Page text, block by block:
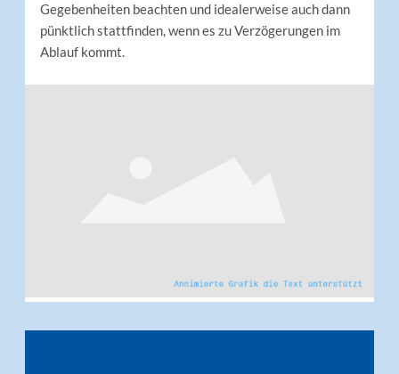
Gegebenheiten beachten und idealerweise auch dann
pünktlich stattfinden, wenn es zu Verzögerungen im
Ablauf kommt.